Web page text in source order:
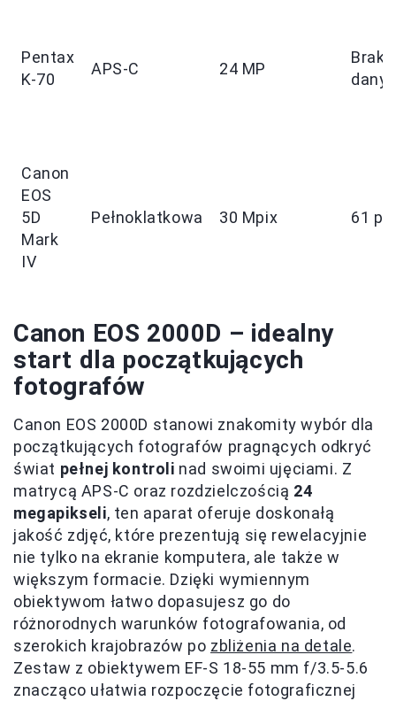
Pentax
K-70
APS-C 24 MP
Brak
Canon
EOS
5D
Mark
IV
Pełnoklatkowa 30 Mpix 61
Canon EOS 2000D – idealny
start dla początkujących
fotografów
Canon EOS 2000D stanowi znakomity wybór dla
początkujących fotografów pragnących odkryć
świat pełnej kontroli nad swoimi ujęciami. Z
matrycą APS-C oraz rozdzielczością 24
megapikseli, ten aparat oferuje doskonałą
jakość zdjęć, które prezentują się rewelacyjnie
nie tylko na ekranie komputera, ale także w
większym formacie. Dzięki wymiennym
obiektywom łatwo dopasujesz go do
różnorodnych warunków fotografowania, od
szerokich krajobrazów po zbliżenia na detale.
Zestaw z obiektywem EF-S 18-55 mm f/3.5-5.6
znacząco ułatwia rozpoczęcie fotograficznej